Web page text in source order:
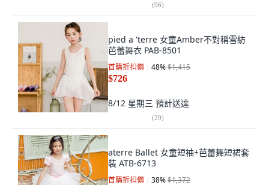
(96)
pied a 'terre 女童Amber不對稱雪紡
芭蕾舞衣 PAB-8501
首購折扣價 48%$1,415
$726
8/12 星期三 預計送達
(29)
aterre Ballet 女童短袖+芭蕾舞短裙套
裝 ATB-6713
首購折扣價 38%$1,372